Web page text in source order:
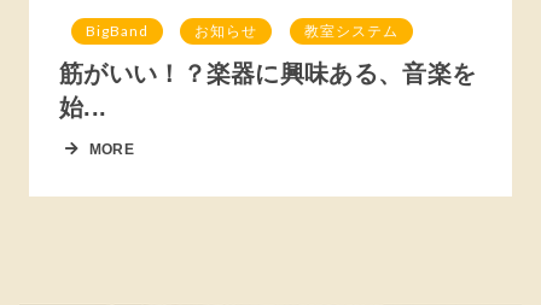
BigBand お知らせ 教室システム
筋がいい！？楽器に興味ある、音楽を
始...
MORE